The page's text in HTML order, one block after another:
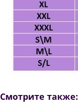
Смотрите также: